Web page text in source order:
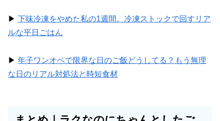
▶︎ 下味冷凍をやめた私の1週間。冷凍ストックで回すリア
ルな平日ごはん
▶︎ 年子ワンオペで限界な日のご飯どうしてる？もう無理
な日のリアル対処法と時短食材